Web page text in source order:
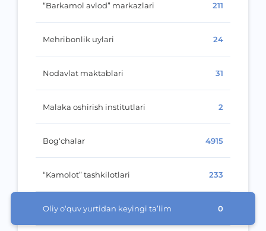
“Barkamol avlod” markazlari 211
Mehribonlik uylari 24
Nodavlat maktablari 31
Malaka oshirish institutlari 2
Bog‘chalar 4915
“Kamolot” tashkilotlari 233
Oliy o‘quv yurtidan keyingi ta’lim 0